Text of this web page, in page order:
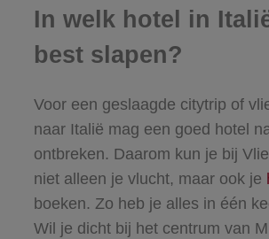
In welk hotel in
best slapen?
Voor een geslaagde citytrip of
naar Italië mag een goed hotel
ontbreken. Daarom kun je bij
niet alleen je vlucht, maar ook je
boeken. Zo heb je alles in één
Wil je dicht bij het centrum van